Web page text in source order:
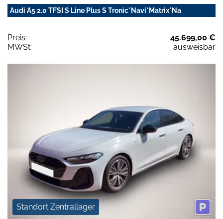
Audi A5 2.0 TFSI S Line Plus S Tronic*Navi*Matrix*Na
Preis:
45.699,00 €
MWSt:
ausweisbar
Standort Zentrallager